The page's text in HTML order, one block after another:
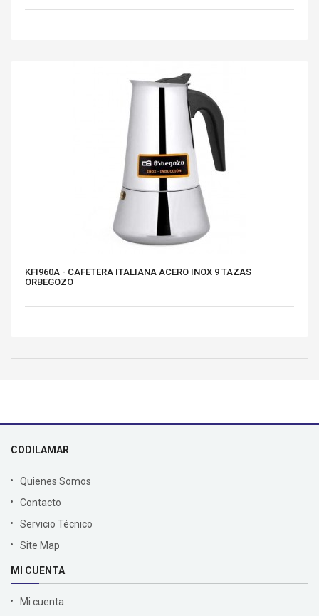
KFI960A - CAFETERA ITALIANA ACERO INOX 9 TAZAS
ORBEGOZO
CODILAMAR
Quienes Somos
Contacto
Servicio Técnico
Site Map
MI CUENTA
Mi cuenta